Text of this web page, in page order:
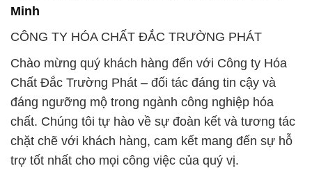
Minh
CÔNG TY HÓA CHẤT ĐẮC TRƯỜNG PHÁT
Chào mừng quý khách hàng đến với Công ty Hóa
Chất Đắc Trường Phát – đối tác đáng tin cậy và
đáng ngưỡng mộ trong ngành công nghiệp hóa
chất. Chúng tôi tự hào về sự đoàn kết và tương tác
chặt chẽ với khách hàng, cam kết mang đến sự hỗ
trợ tốt nhất cho mọi công việc của quý vị.